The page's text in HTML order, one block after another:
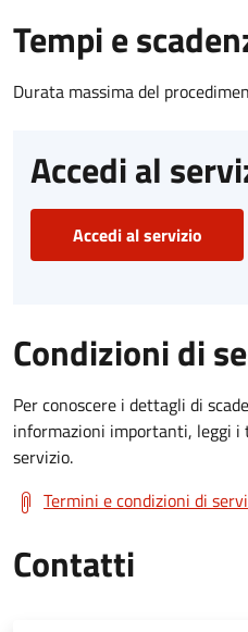
Tempi e
Durata massima del
Accedi al
Accedi al servizio
Condizioni di
Per conoscere i dettagli di
informazioni importanti, leggi i
servizio.
Termini e condizioni di
Contatti